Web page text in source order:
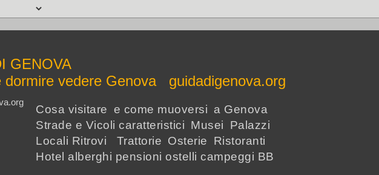
GENOVA
dormire vedere Genova guidadigenova.org
Cosa visitare e come muoversi a Genova
Strade e Vicoli caratteristici Musei Palazzi
Locali Ritrovi Trattorie Osterie Ristoranti
Hotel alberghi pensioni ostelli campeggi BB